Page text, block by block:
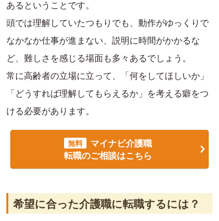
あるということです。
頭では理解していたつもりでも、動作がゆっくりで
なかなか仕事が進まない、説明に時間がかかるな
ど、難しさを感じる場面も多々あるでしょう。
常に高齢者の立場に立って、「何をしてほしいか」
「どうすれば理解してもらえるか」を考える癖をつ
ける必要があります。
無料
マイナビ介護職
転職のご相談はこちら
希望に合った介護職に転職するには？